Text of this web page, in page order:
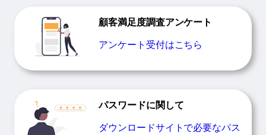
顧客満足度調査アンケート
アンケート受付はこちら
パスワードに関して
ダウンロードサイトで必要なパス